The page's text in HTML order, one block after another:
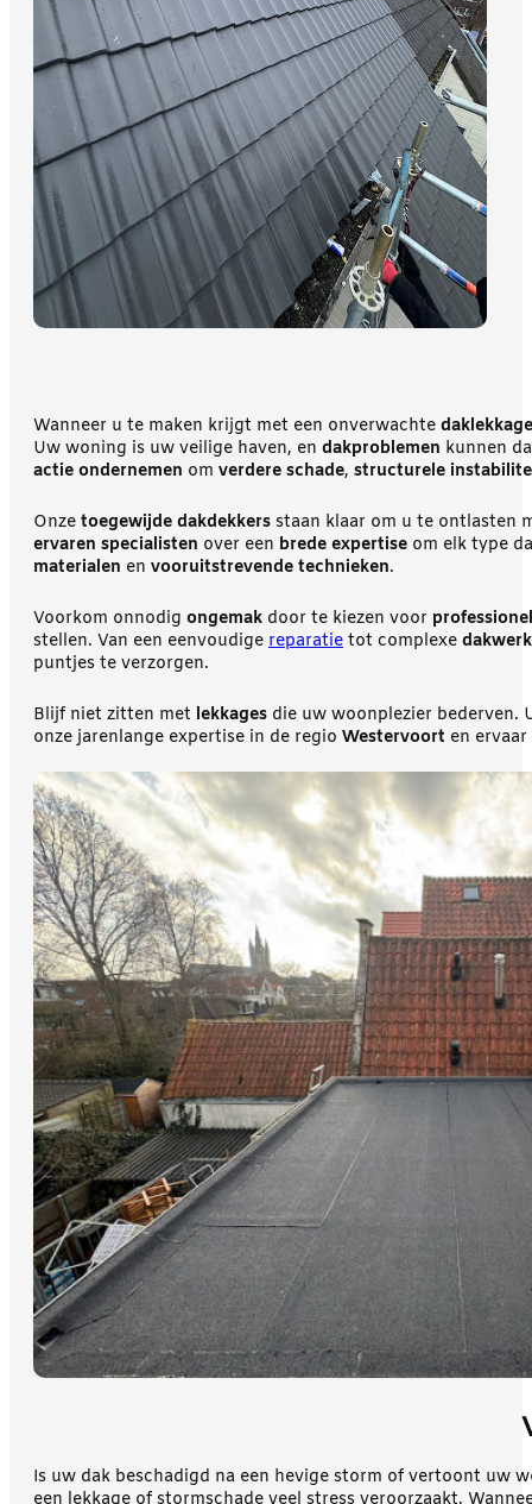
Wanneer u te maken krijgt met een onverwachte daklekkage
Uw woning is uw veilige haven, en dakproblemen kunnen
actie ondernemen om verdere schade, structurele
Onze toegewijde dakdekkers staan klaar om u te ontlasten
ervaren specialisten over een brede expertise om elk type
materialen en vooruitstrevende technieken.
Voorkom onnodig ongemak door te kiezen voor
stellen. Van een eenvoudige reparatie tot complexe
puntjes te verzorgen.
Blijf niet zitten met lekkages die uw woonplezier bederven.
onze jarenlange expertise in de regio Westervoort en
Is uw dak beschadigd na een hevige storm of vertoont uw